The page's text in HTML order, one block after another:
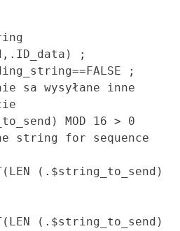
;
sa wysyłane inne
MOD 16 > 0
string for sequence